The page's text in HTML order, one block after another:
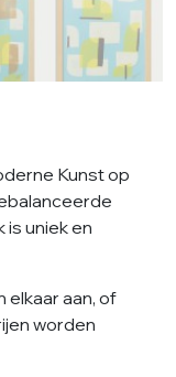
Kunst op
is uniek en
elkaar aan, of
worden